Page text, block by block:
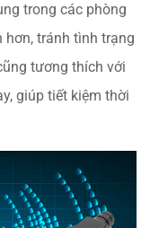
trong các phòng
hơn, tránh tình trạng
tương thích với
giúp tiết kiệm thời